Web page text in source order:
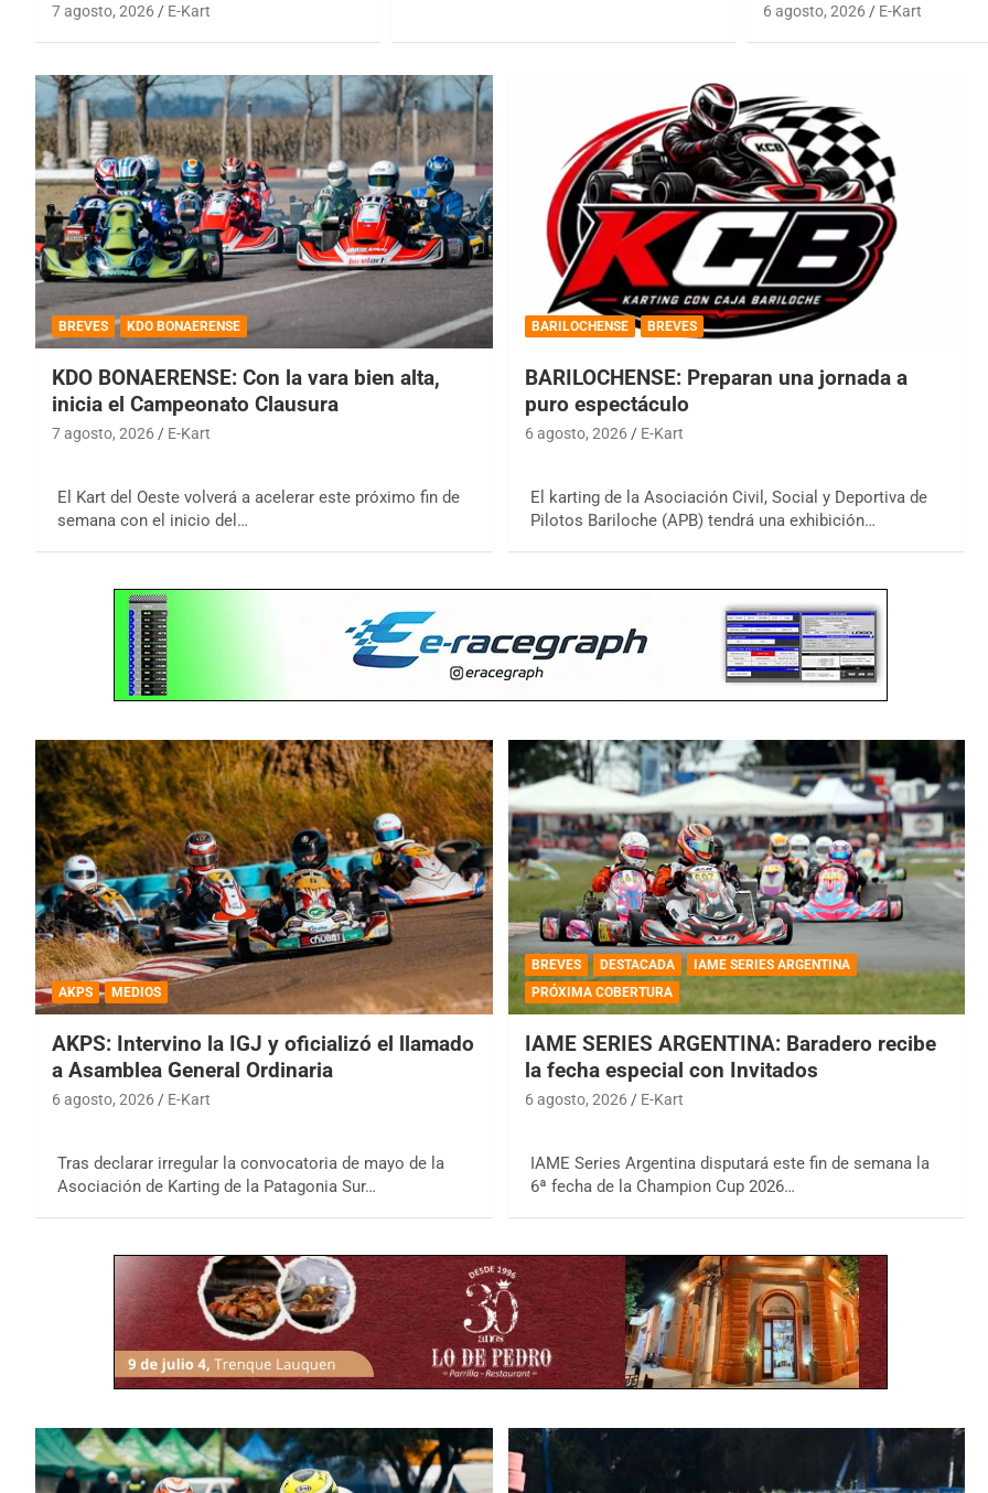
7 agosto, 2026 E-Kart 6 agosto, 2026 E-Kart
BREVES KDO BONAERENSE
KDO BONAERENSE: Con la vara bien alta,
inicia el Campeonato Clausura
7 agosto, 2026 E-Kart
El Kart del Oeste volverá a acelerar este próximo fin de
semana con el inicio del…
BARILOCHENSE BREVES
BARILOCHENSE: Preparan una jornada a
puro espectáculo
6 agosto, 2026 E-Kart
El karting de la Asociación Civil, Social y Deportiva de
Pilotos Bariloche (APB) tendrá una exhibición…
AKPS MEDIOS
AKPS: Intervino la IGJ y oficializó el llamado
a Asamblea General Ordinaria
6 agosto, 2026 E-Kart
Tras declarar irregular la convocatoria de mayo de la
Asociación de Karting de la Patagonia Sur…
BREVES DESTACADA
IAME SERIES ARGENTINA
PRÓXIMA COBERTURA
IAME SERIES ARGENTINA: Baradero recibe
la fecha especial con Invitados
6 agosto, 2026 E-Kart
IAME Series Argentina disputará este fin de semana la
6ª fecha de la Champion Cup 2026…